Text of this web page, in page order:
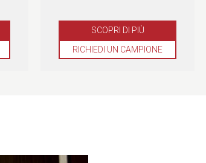
SCOPRI DI PIÙ
RICHIEDI UN CAMPIONE